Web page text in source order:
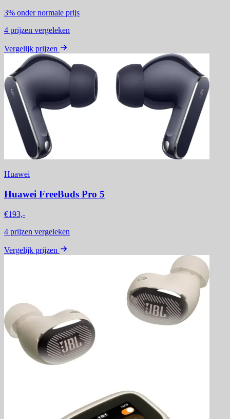
3% onder normale prijs
4 prijzen vergeleken
Vergelijk prijzen
Huawei
Huawei FreeBuds Pro 5
€193,-
4 prijzen vergeleken
Vergelijk prijzen